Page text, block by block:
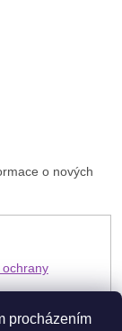
procházením
o nových